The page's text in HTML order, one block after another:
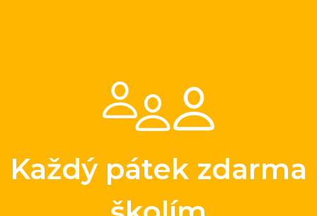
Každý pátek zdarma